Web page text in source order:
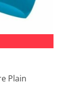
Plain